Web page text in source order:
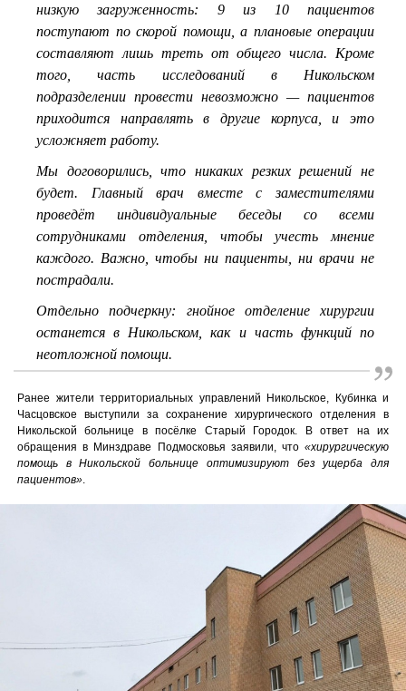
низкую загруженность: 9 из 10 пациентов
поступают по скорой помощи, а плановые операции
составляют лишь треть от общего числа. Кроме
того, часть исследований в Никольском
подразделении провести невозможно — пациентов
приходится направлять в другие корпуса, и это
усложняет работу.
Мы договорились, что никаких резких решений не
будет. Главный врач вместе с заместителями
проведёт индивидуальные беседы со всеми
сотрудниками отделения, чтобы учесть мнение
каждого. Важно, чтобы ни пациенты, ни врачи не
пострадали.
Отдельно подчеркну: гнойное отделение хирургии
останется в Никольском, как и часть функций по
неотложной помощи.
Ранее жители территориальных управлений Никольское, Кубинка и
Часцовское выступили за сохранение хирургического отделения в
Никольской больнице в посёлке Старый Городок. В ответ на их
обращения в Минздраве Подмосковья заявили, что «хирургическую
помощь в Никольской больнице оптимизируют без ущерба для
пациентов»